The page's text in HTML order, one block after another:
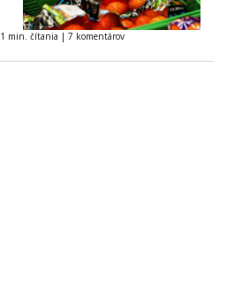
1 min. čítania | 7 komentárov